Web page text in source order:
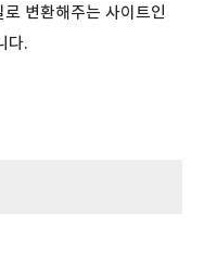
변환해주는 사이트인
다.